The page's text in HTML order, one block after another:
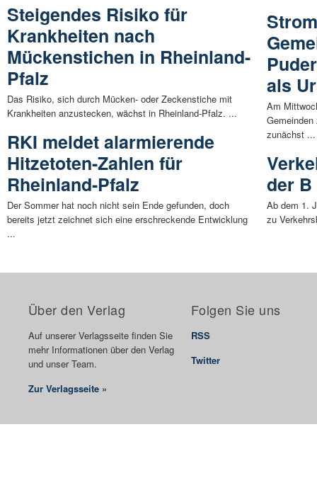
Steigendes Risiko für
Krankheiten nach
Mückenstichen in Rheinland-
Pfalz
Das Risiko, sich durch Mücken- oder Zeckenstiche mit
Krankheiten anzustecken, wächst in Rheinland-Pfalz. ...
RKI meldet alarmierende
Hitzetoten-Zahlen für
Rheinland-Pfalz
Der Sommer hat noch nicht sein Ende gefunden, doch
bereits jetzt zeichnet sich eine erschreckende Entwicklung
...
als
Am
zunächst ...
der B
Ab dem 1.
zu
Über den Verlag
Auf unserer Verlagsseite finden Sie
mehr Informationen über den Verlag
und unser Team.
Zur Verlagsseite »
Folgen Sie uns
RSS
Twitter